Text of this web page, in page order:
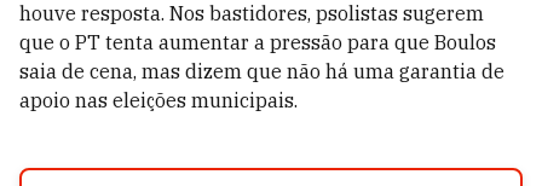
houve resposta. Nos bastidores, psolistas sugerem
que o PT tenta aumentar a pressão para que Boulos
saia de cena, mas dizem que não há uma garantia de
apoio nas eleições municipais.